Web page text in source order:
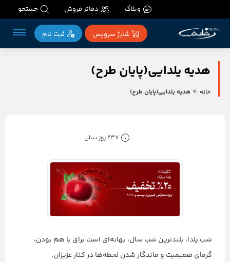
وبلاگ دفاتر فروش جستجو
شارژ سرویس ثبت‌ نام
هدیه یلدایی(پایان طرح)
خانه هدیه یلدایی(پایان طرح)
237 روز پیش
شب یلدا، بلندترین شب سال، بهانه‌ای است برای با هم بودن،
گرمای صمیمیت و ماندگار شدن لحظه‌ها در کنار عزیزان.